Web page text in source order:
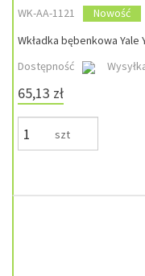
WK-AA-1121
Nowość
Wkładka bębenkowa Yale
Dostępność
65,13 zł
szt